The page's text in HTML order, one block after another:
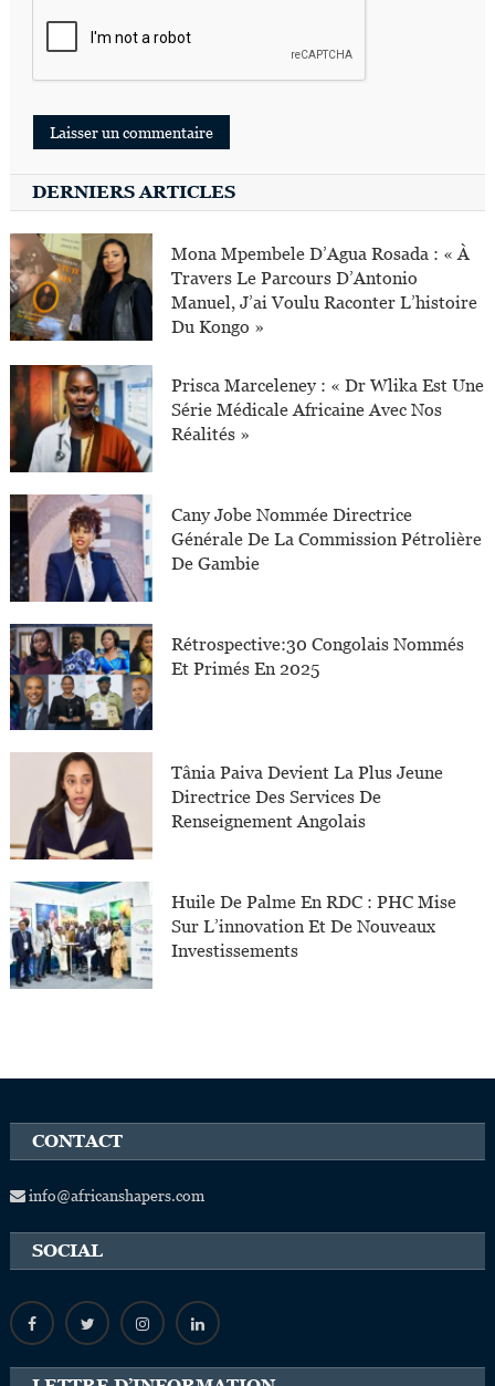
DERNIERS ARTICLES
Mona Mpembele D’Agua Rosada : « À
Travers Le Parcours D’Antonio
Manuel, J’ai Voulu Raconter L’histoire
Du Kongo »
Prisca Marceleney : « Dr Wlika Est Une
Série Médicale Africaine Avec Nos
Réalités »
Cany Jobe Nommée Directrice
Générale De La Commission Pétrolière
De Gambie
Rétrospective:30 Congolais Nommés
Et Primés En 2025
Tânia Paiva Devient La Plus Jeune
Directrice Des Services De
Renseignement Angolais
Huile De Palme En RDC : PHC Mise
Sur L’innovation Et De Nouveaux
Investissements
CONTACT
info@africanshapers.com
SOCIAL